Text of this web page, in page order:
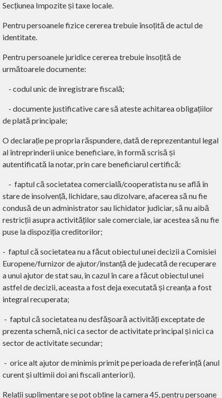
Secțiunea Impozite și taxe locale.
Pentru persoanele fizice cererea trebuie însoțită de actul de
identitate.
Pentru persoanele juridice cererea trebuie însoțită de
următoarele documente:
- codul unic de înregistrare fiscală;
- documente justificative care să ateste achitarea obligațiilor
de plată principale;
O declarație pe propria răspundere, dată de reprezentantul legal
al întreprinderii unice beneficiare, în formă scrisă și
autentificată la notar, prin care beneficiarul certifică:
- faptul că societatea comercială/cooperatista nu se află în
stare de insolvență, lichidare, sau dizolvare, afacerea să nu fie
condusă de un administrator sau lichidator judiciar, să nu aibă
restricții asupra activităților sale comerciale, iar acestea să nu fie
puse la dispoziția creditorilor;
- faptul că societatea nu a făcut obiectul unei decizii a Comisiei
Europene/furnizor de ajutor/instanță de judecată de recuperare
a unui ajutor de stat sau, în cazul în care a făcut obiectul unei
astfel de decizii, aceasta a fost deja executată și creanța a fost
integral recuperata;
- faptul că societatea nu desfășoară activități exceptate de
prezenta schemă, nici ca sector de activitate principal și nici ca
sector de activitate secundar;
- orice alt ajutor de minimis primit pe perioada de referință (anul
curent și ultimii doi ani fiscali anteriori).
Relații suplimentare se pot obține la camera 45, pentru persoane